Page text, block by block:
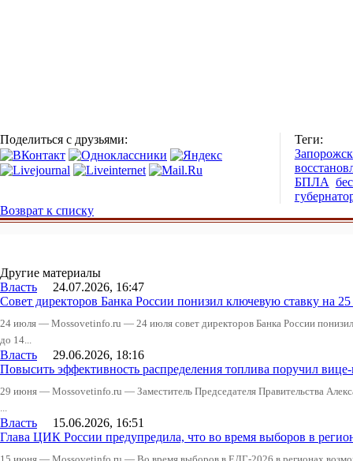
Поделиться с друзьями:
Теги:
БПЛА
Возврат к списку
Другие материалы
Власть 24.07.2026, 16:47
Совет директоров Банка России понизил ключевую ставку на
24 июля — Mossovetinfo.ru — 24 июля совет директоров Банка России
до 14...
Власть 29.06.2026, 18:16
Повысить эффективность распределения топлива поручил
29 июня — Mossovetinfo.ru — Заместитель Председателя Правительства
...
Власть 15.06.2026, 16:51
Глава ЦИК России предупредила, что во время выборов в